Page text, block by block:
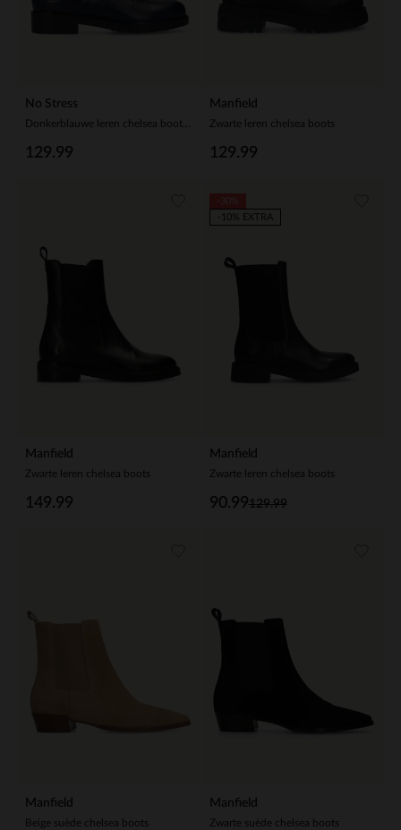
No Stress
129.99
Manfield
Zwarte leren chelsea boots
129.99
Manfield
Zwarte leren chelsea boots
149.99
Manfield
Zwarte leren chelsea boots
129.99
90.99
-10% EXTRA
Manfield
Beige suède chelsea boots
Manfield
Zwarte suède chelsea boots